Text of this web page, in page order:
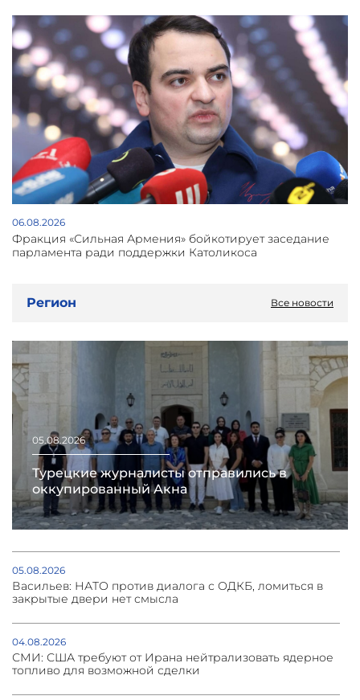
06.08.2026
Фракция «Сильная Армения» бойкотирует заседание
парламента ради поддержки Католикоса
Регион Все новости
05.08.2026
Турецкие журналисты отправились в
оккупированный Акна
05.08.2026
Васильев: НАТО против диалога с ОДКБ, ломиться в
закрытые двери нет смысла
04.08.2026
СМИ: США требуют от Ирана нейтрализовать ядерное
топливо для возможной сделки